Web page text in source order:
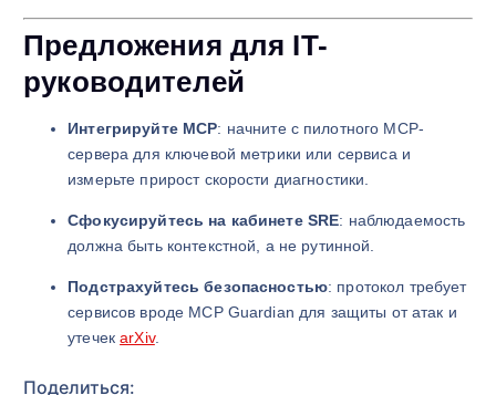
Предложения для IT-
руководителей
Интегрируйте MCP: начните с пилотного MCP-
сервера для ключевой метрики или сервиса и
измерьте прирост скорости диагностики.
Сфокусируйтесь на кабинете SRE: наблюдаемость
должна быть контекстной, а не рутинной.
Подстрахуйтесь безопасностью: протокол требует
сервисов вроде MCP Guardian для защиты от атак и
утечекarXiv.
Поделиться: